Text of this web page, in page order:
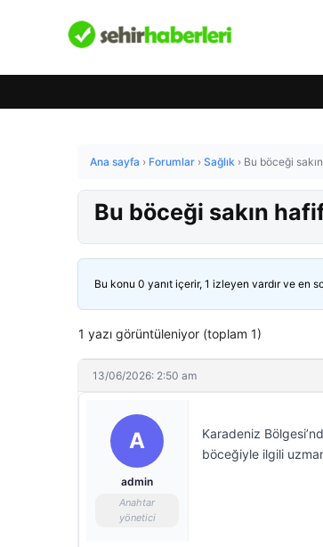
Ana sayfa › Forumlar › Sağlık › Bu böceği
Bu böceği sakın
Bu konu 0 yanıt içerir, 1 izleyen vardır ve en
1 yazı görüntüleniyor (toplam 1)
13/06/2026: 2:50 am
A
admin
Anahtar
yönetici
Karadeniz
böceğiyle ilgili